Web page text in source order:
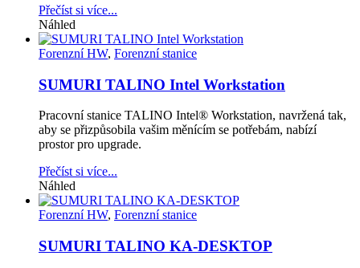
Přečíst si více...
Náhled
Forenzní HW, Forenzní stanice
SUMURI TALINO Intel Workstation
Pracovní stanice TALINO Intel® Workstation, navržená tak,
aby se přizpůsobila vašim měnícím se potřebám, nabízí
prostor pro upgrade.
Přečíst si více...
Náhled
Forenzní HW, Forenzní stanice
SUMURI TALINO KA-DESKTOP